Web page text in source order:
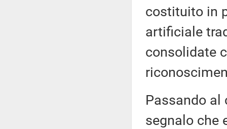
costituito in
artificiale
consolidate
Passando al
segnalo che